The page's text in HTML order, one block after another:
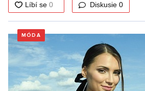
Diskusie 0
MÓDA